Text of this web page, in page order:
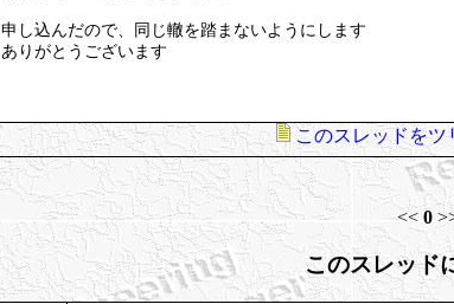
申し込んだので、同じ轍を踏まないようにします
ありがとうございます
このスレッドをツ
<< 0
このスレッド